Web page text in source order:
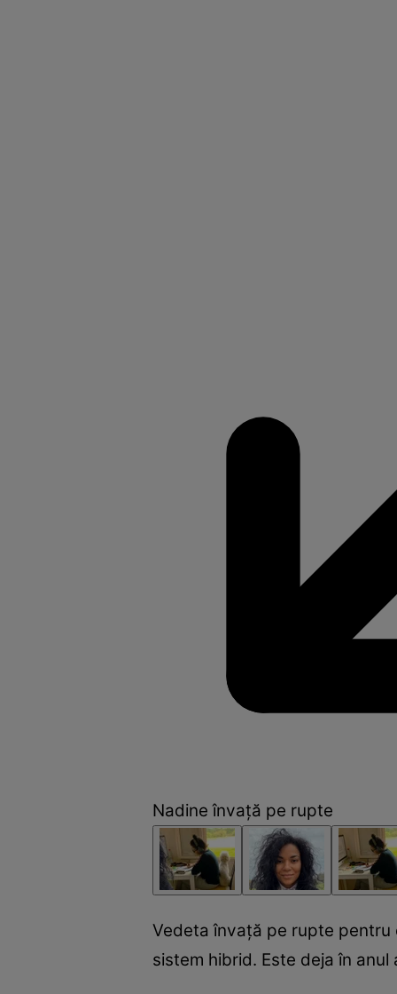
Nadine învață pe rupte
Vedeta învață pe rupte pentru
sistem hibrid. Este deja în